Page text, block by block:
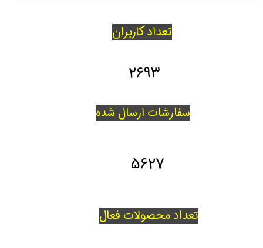
تعداد کاربران
سفارشات ارسال شده
5627
تعداد محصولات فعال
2693